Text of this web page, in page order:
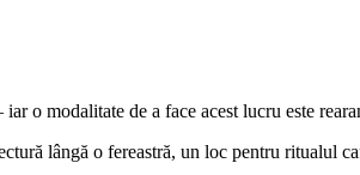
o modalitate de a face acest lucru este
lângă o fereastră, un loc pentru ritualul